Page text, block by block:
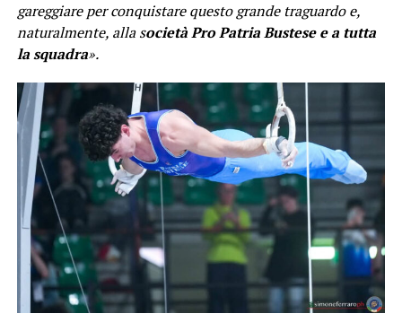
gareggiare per conquistare questo grande traguardo e,
naturalmente, alla società Pro Patria Bustese e a tutta
la squadra».